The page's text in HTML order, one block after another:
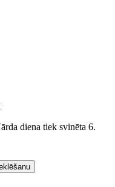
diena tiek svinēta 6.